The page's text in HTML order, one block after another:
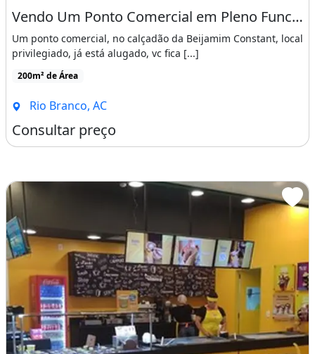
Vendo Um Ponto Comercial em Pleno Funcionamento
Um ponto comercial, no calçadão da Beijamim Constant, local
privilegiado, já está alugado, vc fica [...]
200m² de Área
Rio Branco, AC
Consultar preço